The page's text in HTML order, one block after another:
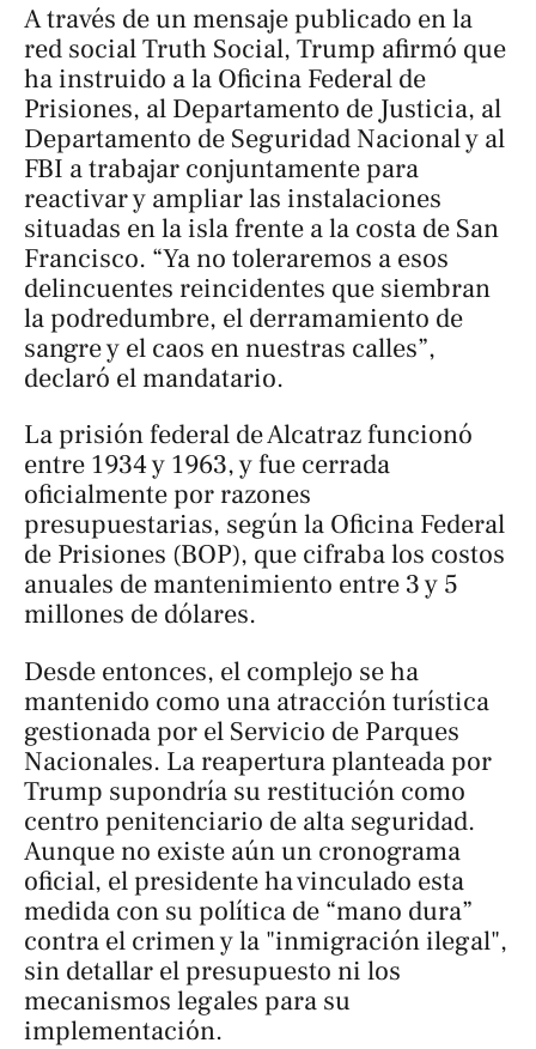
A través de un mensaje publicado en la
red social Truth Social, Trump afirmó que
ha instruido a la Oficina Federal de
Prisiones, al Departamento de Justicia, al
Departamento de Seguridad Nacional y al
FBI a trabajar conjuntamente para
reactivar y ampliar las instalaciones
situadas en la isla frente a la costa de San
Francisco. “Ya no toleraremos a esos
delincuentes reincidentes que siembran
la podredumbre, el derramamiento de
sangre y el caos en nuestras calles”,
declaró el mandatario.
La prisión federal de Alcatraz funcionó
entre 1934 y 1963, y fue cerrada
oficialmente por razones
presupuestarias, según la Oficina Federal
de Prisiones (BOP), que cifraba los costos
anuales de mantenimiento entre 3 y 5
millones de dólares.
Desde entonces, el complejo se ha
mantenido como una atracción turística
gestionada por el Servicio de Parques
Nacionales. La reapertura planteada por
Trump supondría su restitución como
centro penitenciario de alta seguridad.
Aunque no existe aún un cronograma
oficial, el presidente ha vinculado esta
medida con su política de “mano dura”
contra el crimen y la "inmigración ilegal",
sin detallar el presupuesto ni los
mecanismos legales para su
implementación.